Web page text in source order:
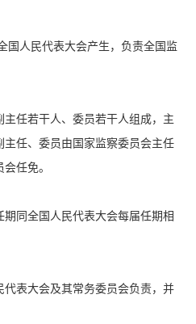
国人民代表大会产生，负责全国监
主任若干人、委员若干人组成，主
任、委员由国家监察委员会主任
任免。
期同全国人民代表大会每届任期相
代表大会及其常务委员会负责，并